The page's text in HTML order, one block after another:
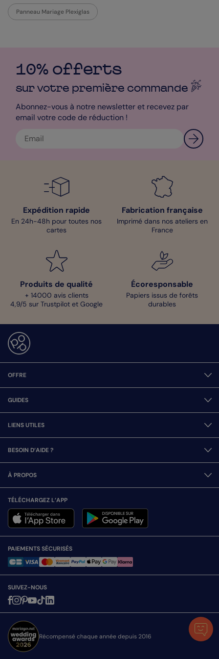
Panneau Mariage Plexiglas
10% offerts
sur votre première commande
Abonnez-vous à notre newsletter et recevez par
email votre code de réduction !
Expédition rapide
En 24h-48h pour toutes nos
cartes
Fabrication française
Imprimé dans nos ateliers en
France
Produits de qualité
+ 14000 avis clients
4,9/5 sur Trustpilot et Google
Écoresponsable
Papiers issus de forêts
durables
OFFRE
GUIDES
LIENS UTILES
BESOIN D’AIDE ?
À PROPOS
TÉLÉCHARGEZ L’APP
PAIEMENTS SÉCURISÉS
SUIVEZ-NOUS
Récompensé chaque année depuis 2016